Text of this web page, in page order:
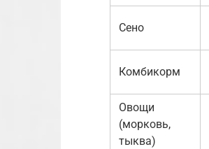
Сено
Комбикорм
Овощи
(морковь,
тыква)